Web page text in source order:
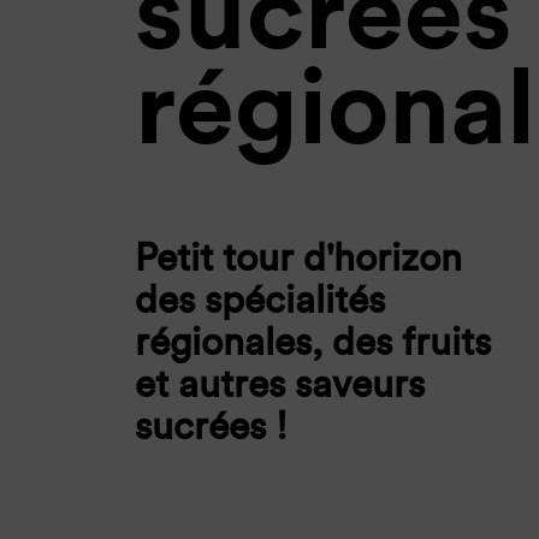
Petit tour d'horizon
des spécialités
régionales, des fruits
et autres saveurs
sucrées !